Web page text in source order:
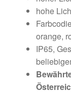
hohe
orange,
IP65,